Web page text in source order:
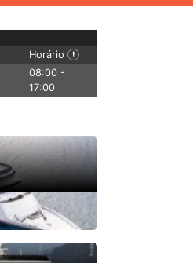
Horário !
08:00 -
17:00